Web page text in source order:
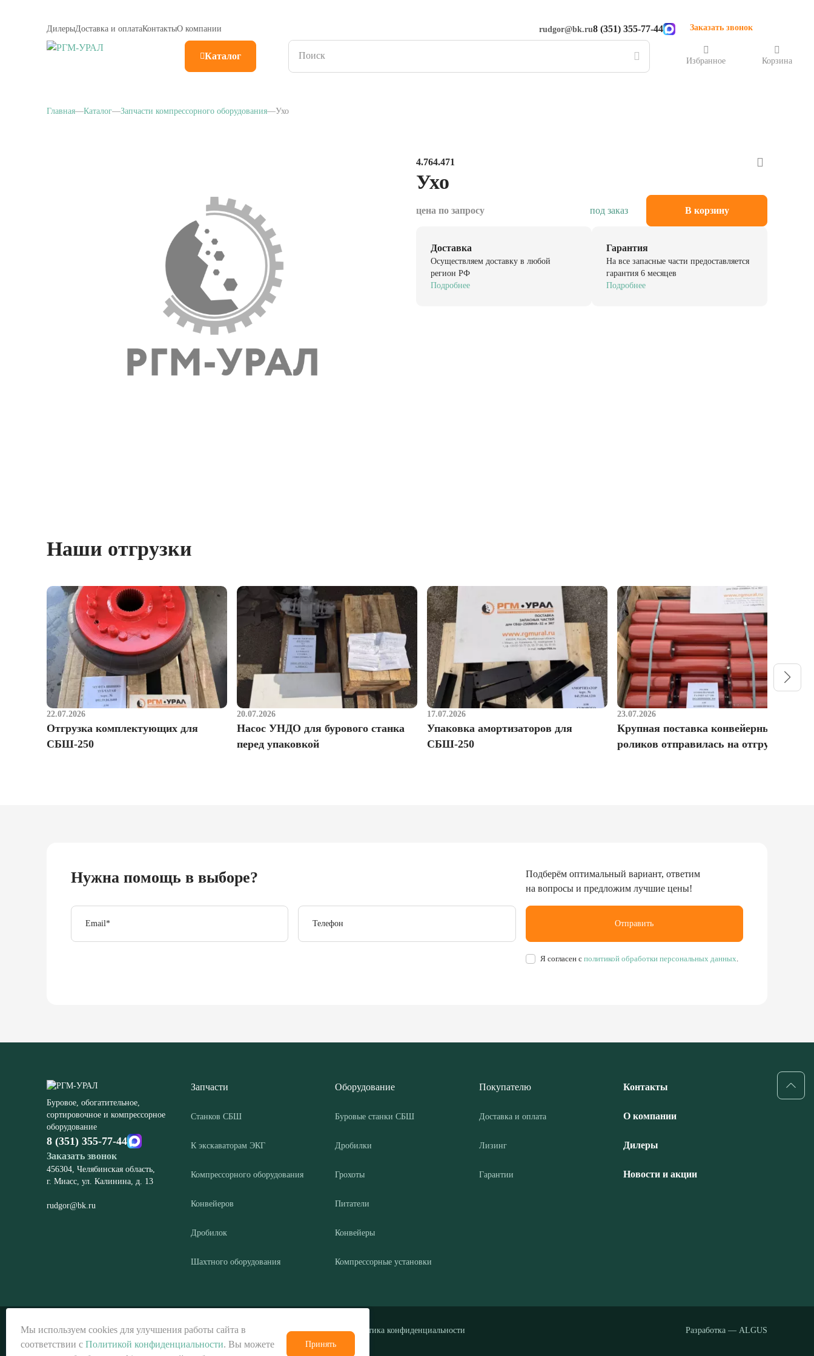
ДилерыДоставка и оплатаКонтактыО компании rudgor@bk.ru8 (351) 355-77-44 Заказать звонок
Каталог Избранное Корзина
Главная Каталог Запчасти компрессорного оборудования Ухо
4.764.471
Ухо
цена по запросу под заказ В корзину
Доставка
Осуществляем доставку в любой
регион РФ
Подробнее
Гарантия
На все запасные части предоставляется
гарантия 6 месяцев
Подробнее
Наши отгрузки
22.07.2026
Отгрузка комплектующих для
СБШ-250
20.07.2026
Насос УНДО для бурового станка
перед упаковкой
17.07.2026
Упаковка амортизаторов для
СБШ-250
23.07.2026
Крупная поставка конвейерных
роликов отправилась на отгрузку
Нужна помощь в выборе?
Email* Телефон
Я согласен сполитикой обработки персональных данных
Отправить
Подберём оптимальный вариант, ответим
на вопросы и предложим лучшие цены!
Буровое, обогатительное,
сортировочное и компрессорное
оборудование
8 (351) 355-77-44
Заказать звонок
456304, Челябинская область,
г. Миасс, ул. Калинина, д. 13
rudgor@bk.ru
Запчасти
Станков СБШ
К экскаваторам ЭКГ
Компрессорного оборудования
Конвейеров
Дробилок
Шахтного оборудования
Оборудование
Буровые станки СБШ
Дробилки
Грохоты
Питатели
Конвейеры
Компрессорные установки
Покупателю
Доставка и оплата
Лизинг
Гарантии
Контакты
О компании
Дилеры
Новости и акции
© ООО «РГМ-УРАЛ», 2026 Политика конфиденциальности Разработка — ALGUS
Мы используем cookies для улучшения работы сайта в
соответствии с Политикой конфиденциальности. Вы можете
Принять